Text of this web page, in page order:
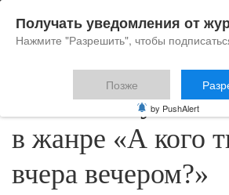
РАМТ выпускает
в жанре «А кого
вчера вечером?»
Получать уведомления от
Нажмите "Разрешить", чтобы
Позже
by PushAlert